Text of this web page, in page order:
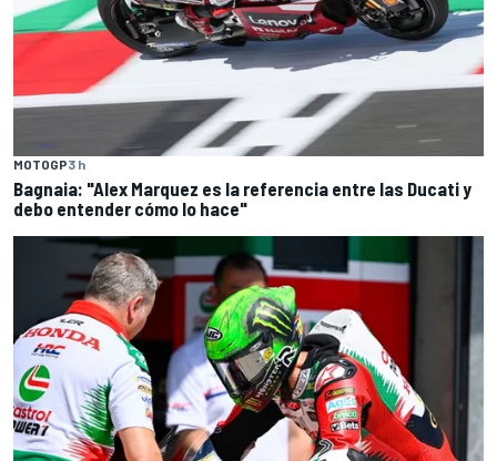
MOTOGP3 h
Bagnaia: "Alex Marquez es la referencia entre las Ducati y
debo entender cómo lo hace"